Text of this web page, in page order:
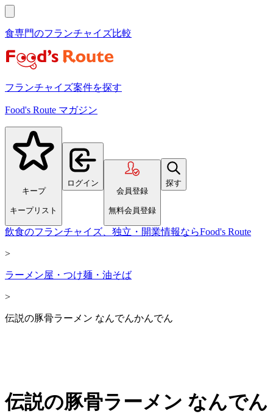
食専門のフランチャイズ比較
フランチャイズ案件を探す
Food's Route マガジン
キープ
キープリスト
ログイン
会員登録
無料会員登録
探す
飲食のフランチャイズ、独立・開業情報ならFood's Route
>
ラーメン屋・つけ麺・油そば
>
伝説の豚骨ラーメン なんでんかんでん
伝説の豚骨ラーメン なんでん